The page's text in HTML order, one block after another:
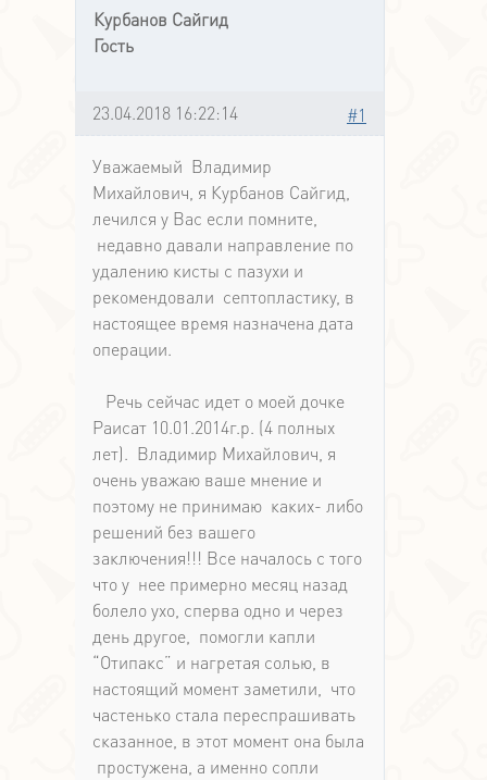
Курбанов Сайгид
Гость
#1
23.04.2018 16:22:14
Уважаемый Владимир
Михайлович, я Курбанов Сайгид,
лечился у Вас если помните,
недавно давали направление по
удалению кисты с пазухи и
рекомендовали септопластику, в
настоящее время назначена дата
операции.
Речь сейчас идет о моей дочке
Раисат 10.01.2014г.р. (4 полных
лет). Владимир Михайлович, я
очень уважаю ваше мнение и
поэтому не принимаю каких- либо
решений без вашего
заключения!!! Все началось с того
что у нее примерно месяц назад
болело ухо, сперва одно и через
день другое, помогли капли
“Отипакс” и нагретая солью, в
настоящий момент заметили, что
частенько стала переспрашивать
сказанное, в этот момент она была
простужена, а именно сопли